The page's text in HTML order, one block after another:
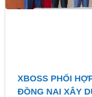
XBOSS PHỐI
ĐỒNG NAI XÂY